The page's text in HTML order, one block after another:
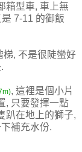
箱型車, 車上無
7-11 的御飯
梯, 不是很陡蠻好
, 這裡是個小片
, 只要發揮一點
趴在地上的獅子,
補充水份.